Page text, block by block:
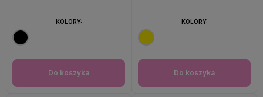
Do koszyka
KOLORY:
Do koszyka
KOLORY: